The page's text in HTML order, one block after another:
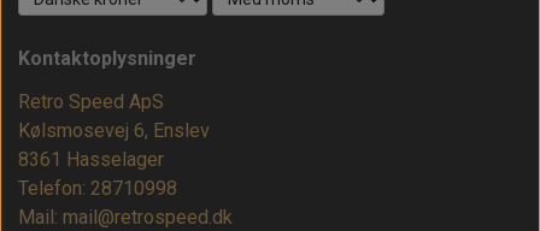
Kontaktoplysninger
Retro Speed ApS
Kølsmosevej 6, Enslev
8361 Hasselager
Telefon: 28710998
Mail: mail@retrospeed.dk